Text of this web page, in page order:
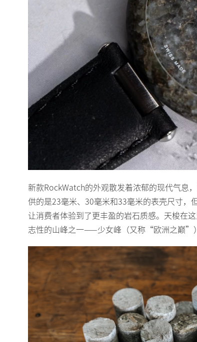
新款RockWatch的外观散发着浓郁的现代气
供的是23毫米、30毫米和33毫米的表壳尺寸，
让消费者体验到了更丰盈的岩石质感。天梭在
志性的山峰之一——少女峰（又称“欧洲之巅”